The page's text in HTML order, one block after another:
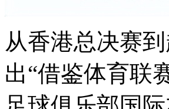
从香港总决赛
出“借鉴体育联